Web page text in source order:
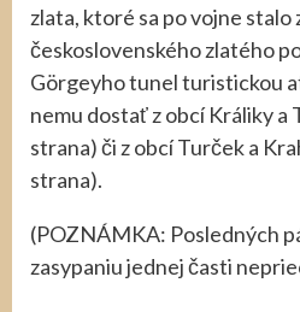
zlata, ktoré sa po vojne stalo
československého zlatého
Görgeyho tunel turistickou
nemu dostať z obcí Králiky a
strana) či z obcí Turček a
strana).
(POZNÁMKA: Posledných
zasypaniu jednej časti